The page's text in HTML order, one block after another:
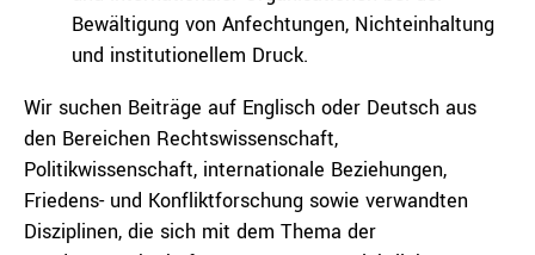
Bewältigung von Anfechtungen, Nichteinhaltung
und institutionellem Druck.
Wir suchen Beiträge auf Englisch oder Deutsch aus
den Bereichen Rechtswissenschaft,
Politikwissenschaft, internationale Beziehungen,
Friedens- und Konfliktforschung sowie verwandten
Disziplinen, die sich mit dem Thema der